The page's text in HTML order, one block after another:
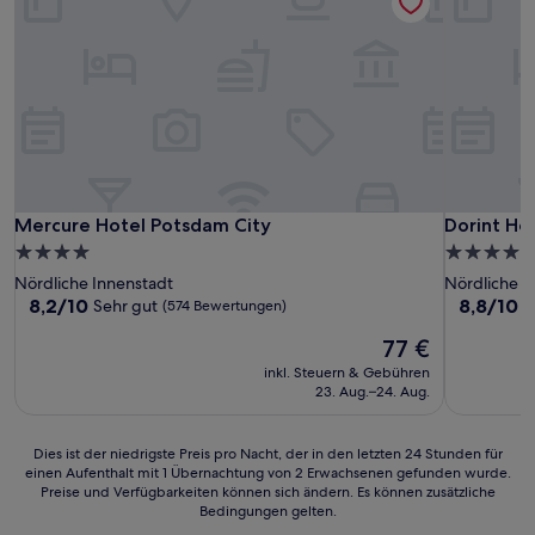
Mercure Hotel Potsdam City
Mercure Hotel Potsdam City
4.0-
Sterne-
Unterkunft
Nördliche Innenstadt
8.2
8,2/10 Sehr gut (574 Bewertungen)
Der
Preis
beträgt
77 €
inkl. Steuern & Gebühren
23. Aug.–24. Aug.
Dorint
Dorint
4.5-
Sterne-
Nördliche
8.8
8,8/10
Dies
ist
Dies ist der niedrigste Preis pro Nacht, der in den letzten 24 Stunden für
einen Aufenthalt mit 1 Übernachtung von 2 Erwachsenen gefunden wurde.
Preise und Verfügbarkeiten können sich ändern. Es können zusätzliche
Bedingungen gelten.